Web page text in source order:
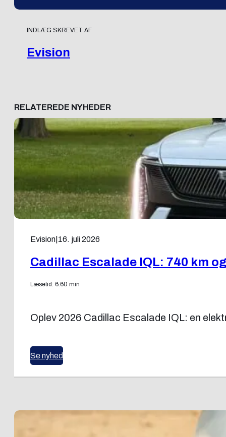
INDLÆG SKREVET AF
Evision
RELATEREDE NYHEDER
Evision 16. juli 2026
Cadillac Escalade IQL: 740 km
Læsetid: 6:60 min
Oplev 2026 Cadillac Escalade IQL: en
Se nyhed